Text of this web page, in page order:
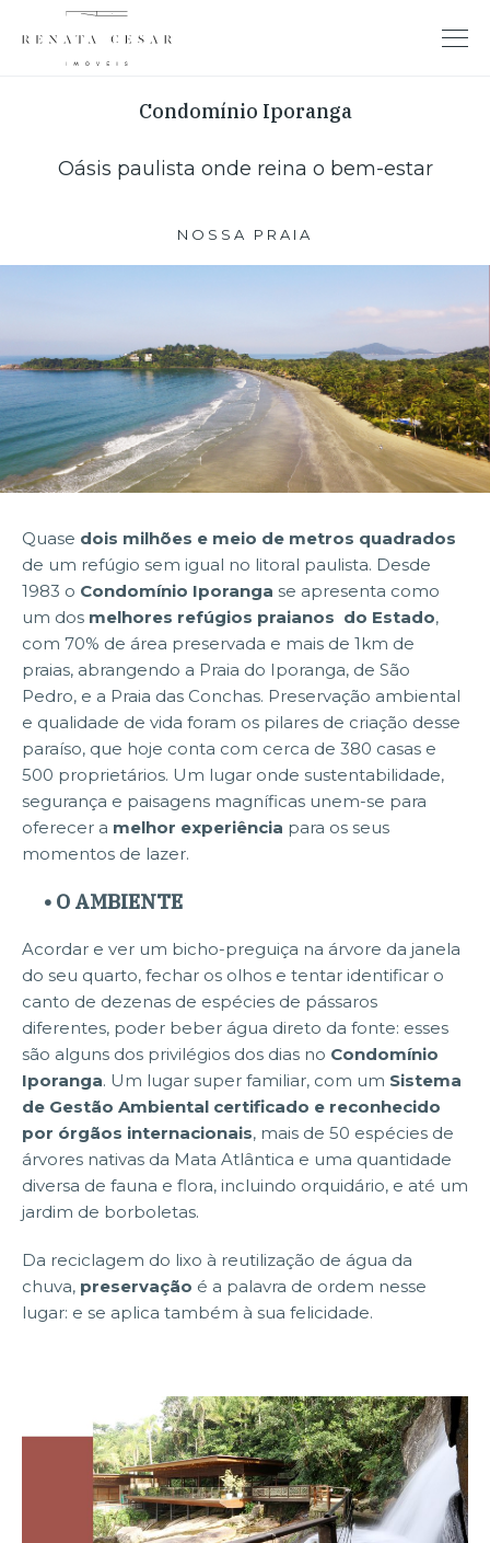
Condomínio Iporanga
Oásis paulista onde reina o bem-estar
NOSSA PRAIA
Quase dois milhões e meio de metros quadrados
de um refúgio sem igual no litoral paulista. Desde
1983 o Condomínio Iporanga se apresenta como
um dos melhores refúgios praianos do Estado,
com 70% de área preservada e mais de 1km de
praias, abrangendo a Praia do Iporanga, de São
Pedro, e a Praia das Conchas. Preservação ambiental
e qualidade de vida foram os pilares de criação desse
paraíso, que hoje conta com cerca de 380 casas e
500 proprietários. Um lugar onde sustentabilidade,
segurança e paisagens magníficas unem-se para
oferecer a melhor experiência para os seus
momentos de lazer.
• O AMBIENTE
Acordar e ver um bicho-preguiça na árvore da janela
do seu quarto, fechar os olhos e tentar identificar o
canto de dezenas de espécies de pássaros
diferentes, poder beber água direto da fonte: esses
são alguns dos privilégios dos dias no Condomínio
Iporanga. Um lugar super familiar, com um Sistema
de Gestão Ambiental certificado e reconhecido
por órgãos internacionais, mais de 50 espécies de
árvores nativas da Mata Atlântica e uma quantidade
diversa de fauna e flora, incluindo orquidário, e até um
jardim de borboletas.
Da reciclagem do lixo à reutilização de água da
chuva, preservação é a palavra de ordem nesse
lugar: e se aplica também à sua felicidade.